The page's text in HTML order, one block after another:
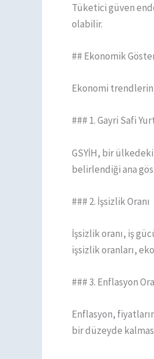
Tüketici güven
olabilir.
## Ekonomik
Ekonomi
### 1. Gayri Safi
GSYİH, bir
belirlendiği ana
### 2. İşsizlik Oranı
İşsizlik oranı, iş
işsizlik oranları,
### 3. Enflasyon
Enflasyon,
bir düzeyde